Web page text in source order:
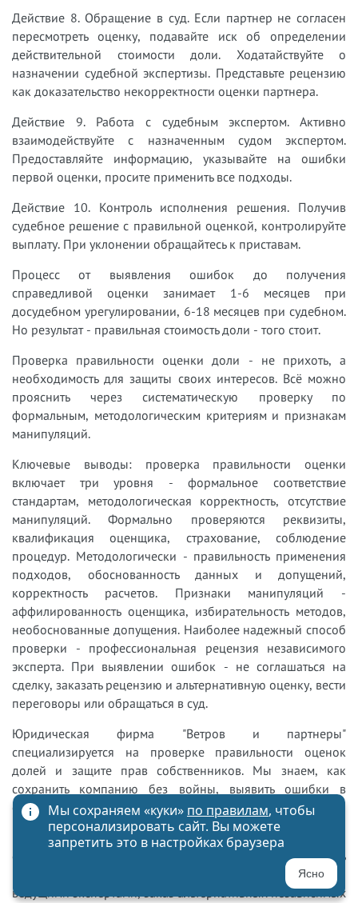
Действие 8. Обращение в суд. Если партнер не согласен
пересмотреть оценку, подавайте иск об определении
действительной стоимости доли. Ходатайствуйте о
назначении судебной экспертизы. Представьте рецензию
как доказательство некорректности оценки партнера.
Действие 9. Работа с судебным экспертом. Активно
взаимодействуйте с назначенным судом экспертом.
Предоставляйте информацию, указывайте на ошибки
первой оценки, просите применить все подходы.
Действие 10. Контроль исполнения решения. Получив
судебное решение с правильной оценкой, контролируйте
выплату. При уклонении обращайтесь к приставам.
Процесс от выявления ошибок до получения
справедливой оценки занимает 1-6 месяцев при
досудебном урегулировании, 6-18 месяцев при судебном.
Но результат - правильная стоимость доли - того стоит.
Проверка правильности оценки доли - не прихоть, а
необходимость для защиты своих интересов. Всё можно
прояснить через систематическую проверку по
формальным, методологическим критериям и признакам
манипуляций.
Ключевые выводы: проверка правильности оценки
включает три уровня - формальное соответствие
стандартам, методологическая корректность, отсутствие
манипуляций. Формально проверяются реквизиты,
квалификация оценщика, страхование, соблюдение
процедур. Методологически - правильность применения
подходов, обоснованность данных и допущений,
корректность расчетов. Признаки манипуляций -
аффилированность оценщика, избирательность методов,
необоснованные допущения. Наиболее надежный способ
проверки - профессиональная рецензия независимого
эксперта. При выявлении ошибок - не соглашаться на
сделку, заказать рецензию и альтернативную оценку, вести
переговоры или обращаться в суд.
Юридическая фирма "Ветров и партнеры"
специализируется на проверке правильности оценок
долей и защите прав собственников. Мы знаем, как
сохранить компанию без войны, выявить ошибки в
оценке, добиться справедливого результата.
Наш опыт включает экспертную проверку отчетов об
оценке на соответствие стандартам и правильность
методологии, организацию профессиональных рецензий
ведущими экспертами, заказ альтернативных независимых
Мы сохраняем «куки» по правилам, чтобы
персонализировать сайт. Вы можете
запретить это в настройках браузера
Ясно